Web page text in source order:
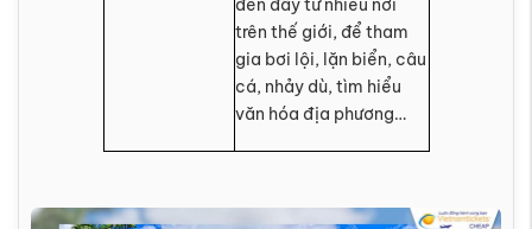
đến đây từ nhiều nơi
trên thế giới, để tham
gia bơi lội, lặn biển, câu
cá, nhảy dù, tìm hiểu
văn hóa địa phương…